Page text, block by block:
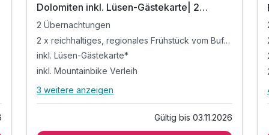
Dolomiten inkl. Lüsen-Gästekarte| 2
Nächte
2 Übernachtungen
2 x reichhaltiges, regionales Frühstück vom Buffet
inkl. Lüsen-Gästekarte*
inkl. Mountainbike Verleih
Alle Inklusivleistungen
3 weitere anzeigen
Gültig bis 03.11.2026